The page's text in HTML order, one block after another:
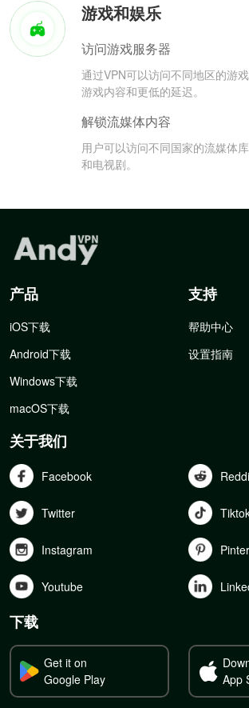
游戏和娱乐
访问游戏服务器
通过VPN可以访问不同地区的游
游戏内容和更低的延迟。
解锁流媒体内容
用户可以访问不同国家的流媒体
和电视剧。
产品
iOS下载
Android下载
Windows下载
macOS下载
支持
帮助中心
设置指南
关于我们
Facebook
Twitter
Instagram
Youtube
下载
Get it on
Google Play
App